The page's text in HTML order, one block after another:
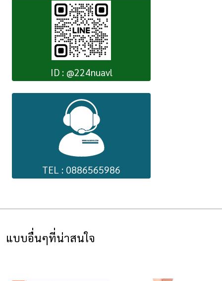
ID : @224nuavl
TEL : 0886565986
แบบอื่นๆที่น่าสนใจ